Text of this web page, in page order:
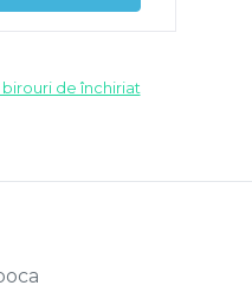
de închiriat